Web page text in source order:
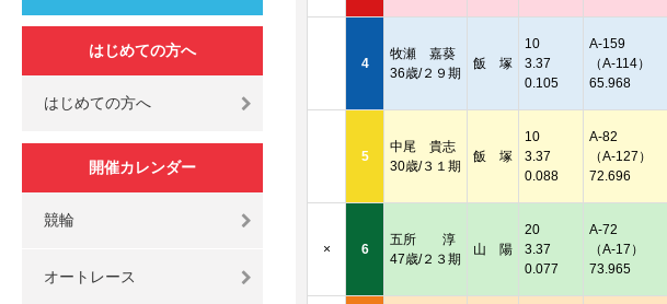
はじめての方へ
はじめての方へ
開催カレンダー
競輪
オートレース
4
牧瀬 嘉葵
36歳/２９期
飯 塚
10
3.37
0.105
A-159
（A-114）
65.968
5
中尾 貴志
30歳/３１期
飯 塚
10
3.37
0.088
A-82
（A-127）
72.696
× 6
五所 淳
47歳/２３期
山 陽
20
3.37
0.077
A-72
（A-17）
73.965